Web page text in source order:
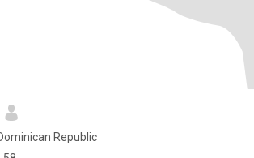
Republic